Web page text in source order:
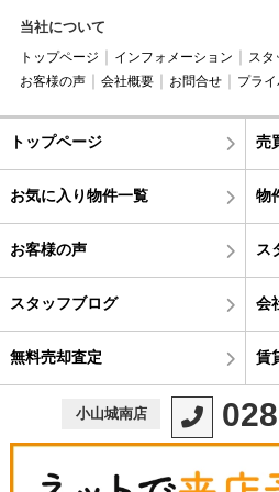
当社について
トップページ インフォメーション スタ
お客様の声
会社概要 お問合せ プラ
トップページ 売
お気に入り物件一覧 物
お客様の声 ス
スタッフブログ 会
無料売却査定 賃
小山城南店